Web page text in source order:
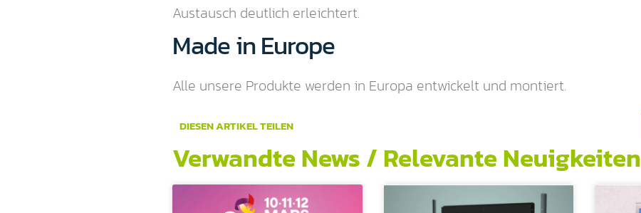
Austausch deutlich erleichtert.
Made in Europe
Alle unsere Produkte werden in Europa entwickelt und montiert.
DIESEN ARTIKEL TEILEN
Verwandte News / Relevante Neuigkeiten